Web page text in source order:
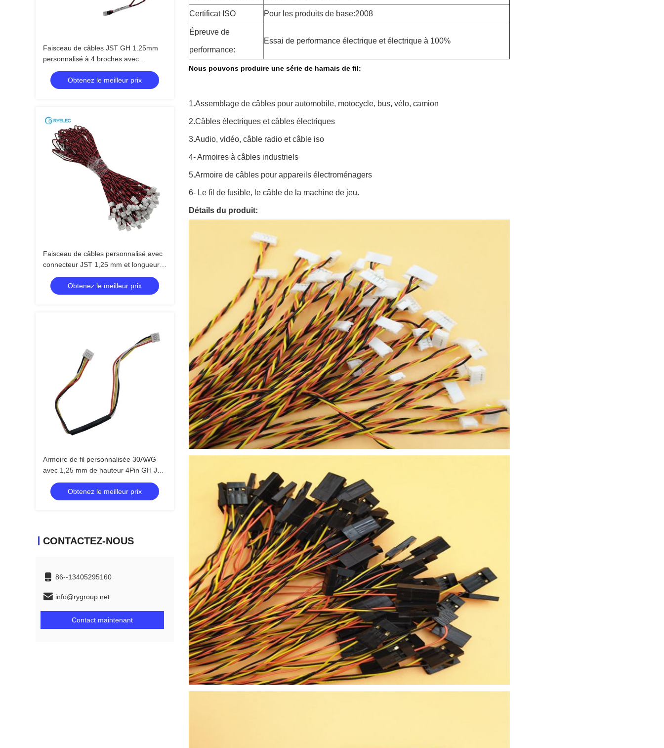
Faisceau de câbles JST GH 1.25mm
personnalisé à 4 broches avec
conducteur en cuivre pur et longueur
personnalisée pour appareils
électroménagers
Obtenez le meilleur prix
Faisceau de câbles personnalisé avec
connecteur JST 1,25 mm et longueur
personnalisée, faisceau de câbles
électronique certifié ISO9001
Obtenez le meilleur prix
Armoire de fil personnalisée 30AWG
avec 1,25 mm de hauteur 4Pin GH JST
GHR-04V-S pour affichage LCD
Obtenez le meilleur prix
CONTACTEZ-NOUS
86--13405295160
info@rygroup.net
Contact maintenant
Certificat ISO Pour les produits de base:2008
Épreuve de
performance:
Essai de performance électrique et électrique à 100%
Nous pouvons produire une série de harnais de fil:
1.Assemblage de câbles pour automobile, motocycle, bus, vélo, camion
2.Câbles électriques et câbles électriques
3.Audio, vidéo, câble radio et câble iso
4- Armoires à câbles industriels
5.Armoire de câbles pour appareils électroménagers
6- Le fil de fusible, le câble de la machine de jeu.
Détails du produit: